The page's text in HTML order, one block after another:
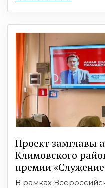
Проект замглавы
Климовского
премии
В рамках